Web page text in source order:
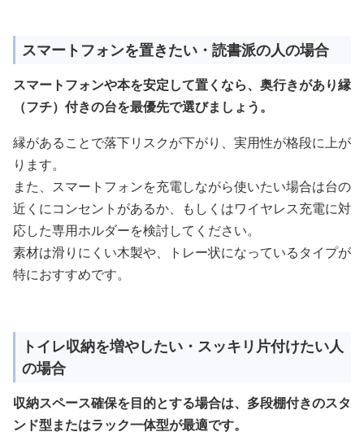
スマートフォンを置きたい・読書派の人の場合
スマートフォンや本を安定して置くなら、奥行きがあり縁
（フチ）付きの台を最優先で選びましょう。
縁があることで落下リスクが下がり、実用性が格段に上が
ります。
また、スマートフォンを充電しながら使いたい場合は台の
近くにコンセントがあるか、もしくはワイヤレス充電に対
応した専用ホルダーを検討してください。
素材は滑りにくい木製や、トレー状になっているタイプが
特におすすめです。
トイレ収納を増やしたい・スッキリ片付けたい人
の場合
収納スペース確保を目的とする場合は、多段棚付きのスタ
ンド型またはラック一体型が最適です。